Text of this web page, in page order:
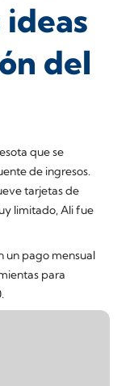
del
que se
de ingresos.
tarjetas de
limitado, Ali fue
un pago mensual
para